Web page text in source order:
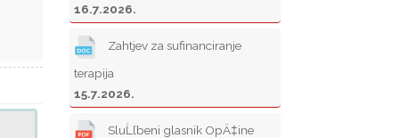
16.7.2026.
Zahtjev za sufinanciranje
terapija
15.7.2026.
SluĹľbeni glasnik OpÄ‡ine